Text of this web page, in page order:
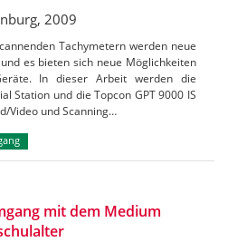
2009
Tachymetern werden neue
es bieten sich neue Möglichkeiten
In dieser Arbeit werden die
Station und die Topcon GPT 9000 IS
Video und Scanning…
mit dem Medium